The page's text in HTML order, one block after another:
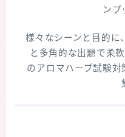
ンプ
様々なシーンと目的に
と多角的な出題で柔
のアロマハーブ試験